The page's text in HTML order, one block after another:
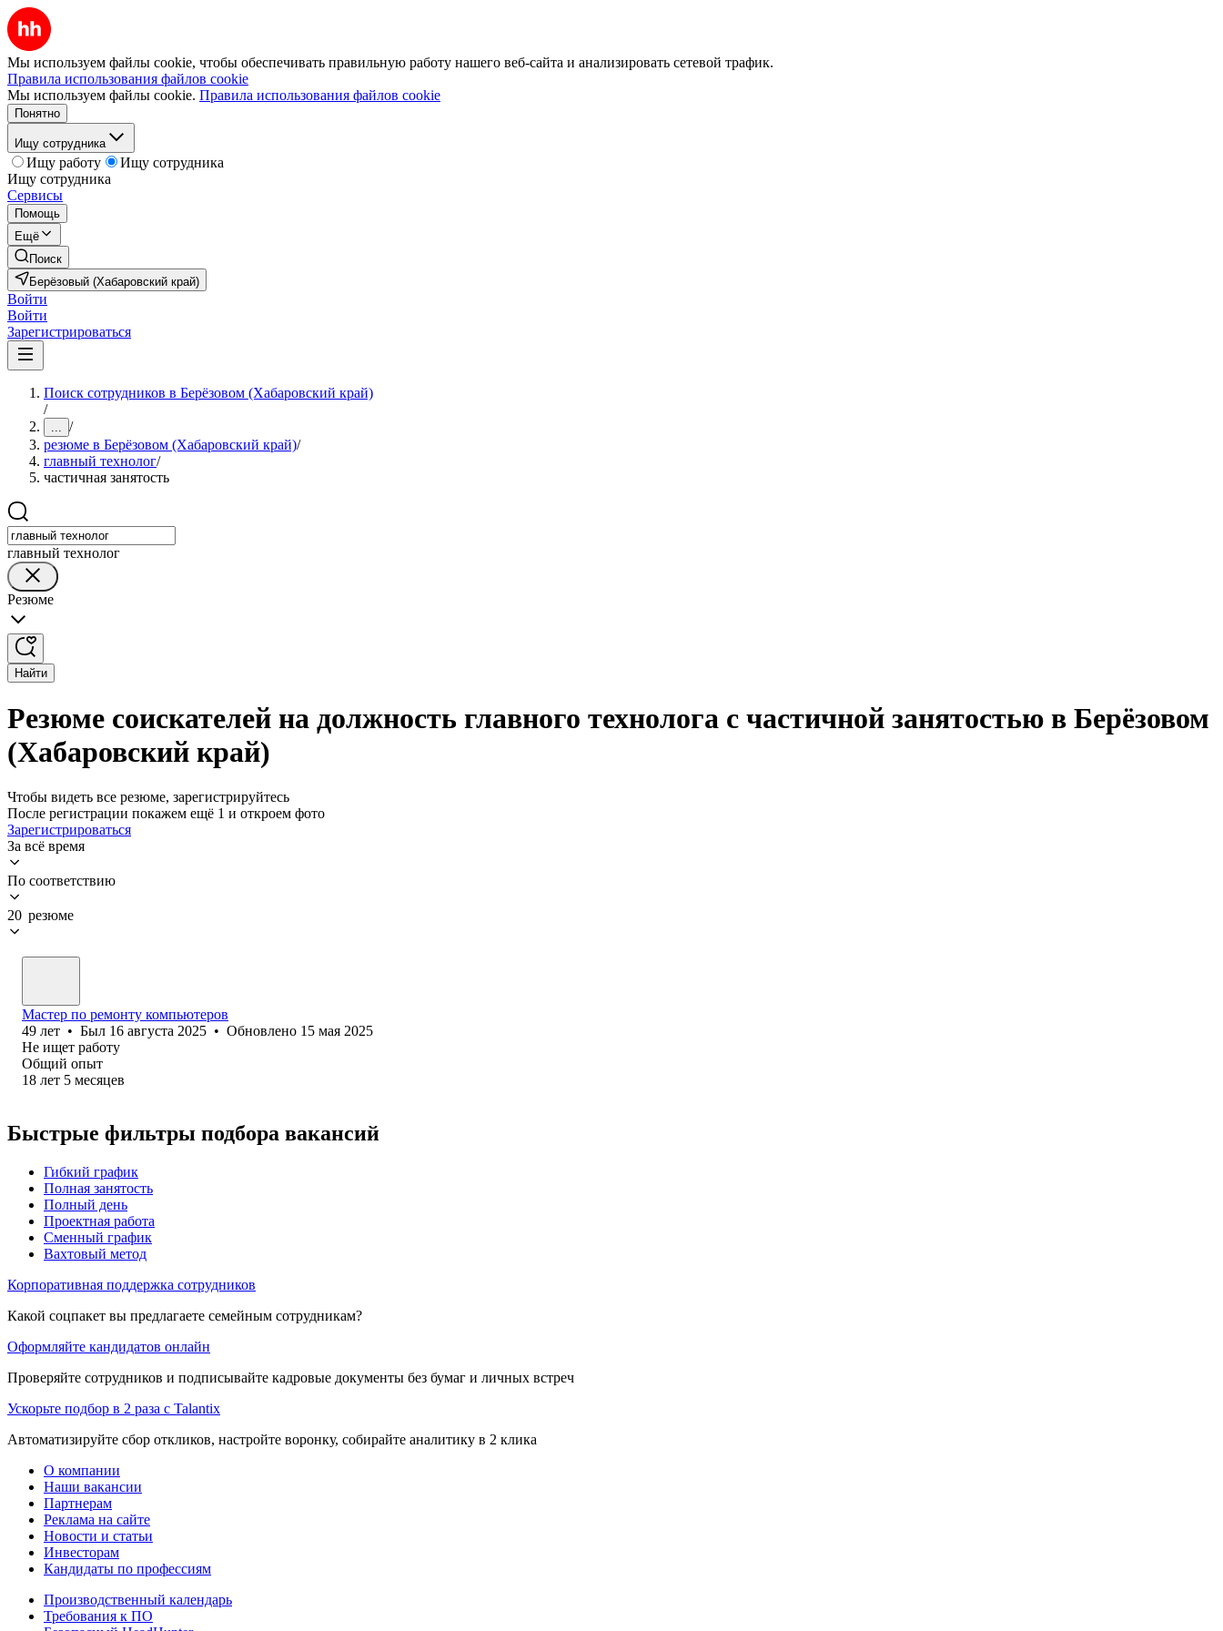
Мы используем файлы cookie, чтобы обеспечивать правильную работу нашего веб-сайта и анализировать сетевой трафик.
Правила использования файлов cookie
Мы используем файлы cookie. Правила использования файлов cookie
Понятно
Ищу сотрудника
Ищу работу
Ищу сотрудника
Ищу сотрудника
Сервисы
Помощь
Ещё
Поиск
Берёзовый (Хабаровский край)
Войти
Войти
Зарегистрироваться
Поиск сотрудников в Берёзовом (Хабаровский край)
/
... /
резюме в Берёзовом (Хабаровский край)/
главный технолог/
частичная занятость
главный технолог
Резюме
Найти
Резюме соискателей на должность главного технолога с частичной занятостью в Берёзовом
(Хабаровский край)
Чтобы видеть все резюме, зарегистрируйтесь
После регистрации покажем ещё 1 и откроем фото
Зарегистрироваться
За всё время
По соответствию
20 резюме
Мастер по ремонту компьютеров
49 лет • Был 16 августа 2025 • Обновлено 15 мая 2025
Не ищет работу
Общий опыт
18 лет 5 месяцев
Быстрые фильтры подбора вакансий
Гибкий график
Полная занятость
Полный день
Проектная работа
Сменный график
Вахтовый метод
Корпоративная поддержка сотрудников
Какой соцпакет вы предлагаете семейным сотрудникам?
Оформляйте кандидатов онлайн
Проверяйте сотрудников и подписывайте кадровые документы без бумаг и личных встреч
Ускорьте подбор в 2 раза с Talantix
Автоматизируйте сбор откликов, настройте воронку, собирайте аналитику в 2 клика
О компании
Наши вакансии
Партнерам
Реклама на сайте
Новости и статьи
Инвесторам
Кандидаты по профессиям
Производственный календарь
Требования к ПО